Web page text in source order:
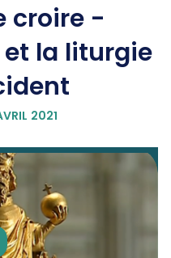
croire -
la liturgie
2021
Play
Video